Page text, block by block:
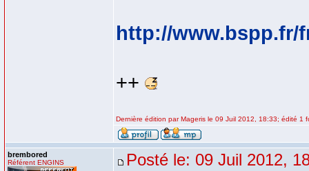
http://www.bspp.fr/
++
Dernière édition par Mageris le 09 Juil 2012, 18:33; édité 1
brembored
Référent ENGINS Posté le: 09 Juil 2012,